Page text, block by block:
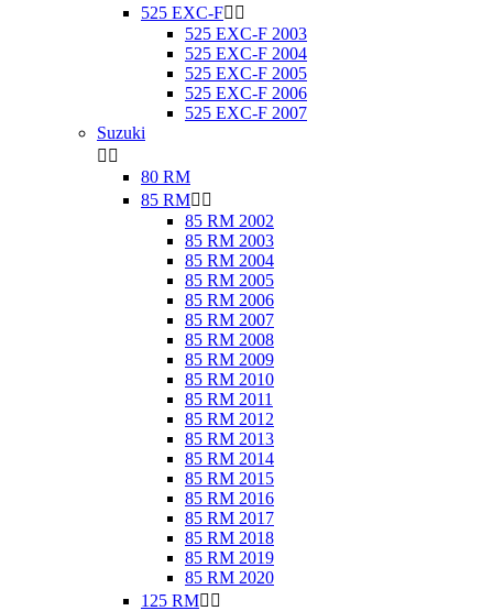
525 EXC-F 
525 EXC-F 2003
525 EXC-F 2004
525 EXC-F 2005
525 EXC-F 2006
525 EXC-F 2007
Suzuki
 
80 RM
85 RM 
85 RM 2002
85 RM 2003
85 RM 2004
85 RM 2005
85 RM 2006
85 RM 2007
85 RM 2008
85 RM 2009
85 RM 2010
85 RM 2011
85 RM 2012
85 RM 2013
85 RM 2014
85 RM 2015
85 RM 2016
85 RM 2017
85 RM 2018
85 RM 2019
85 RM 2020
125 RM 